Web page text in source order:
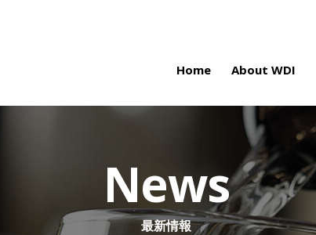
Home About WDI
News
最新情報